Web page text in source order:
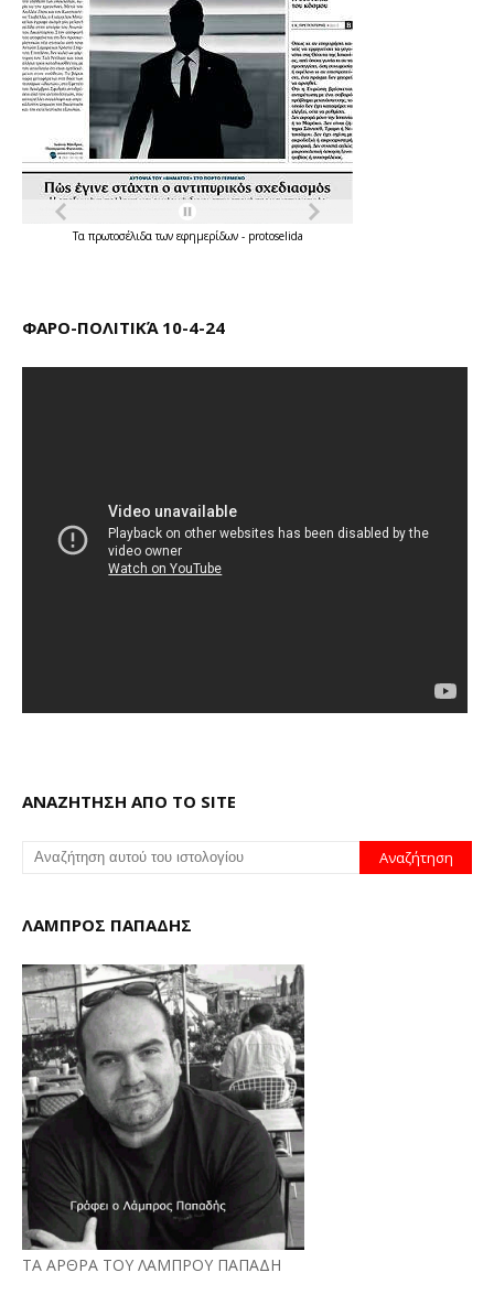
Τα πρωτοσέλιδατων εφημερίδων - protoselida
ΦΑΡΟ-ΠΟΛΙΤΙΚΆ 10-4-24
ΑΝΑΖΗΤΗΣΗ ΑΠΟ ΤΟ SITE
ΛΑΜΠΡΟΣ ΠΑΠΑΔΗΣ
ΤΑ ΑΡΘΡΑ ΤΟΥ ΛΑΜΠΡΟΥ ΠΑΠΑΔΗ